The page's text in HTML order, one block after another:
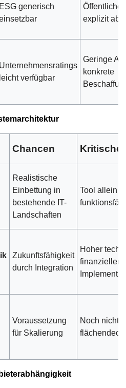
ESG generisch
Öffentliche
explizit
Unternehmensratings
leicht verfügbar
Geringe
konkrete
Chancen Kritische
Realistische
Einbettung in
bestehende IT-
Landschaften
Tool allein
Zukunftsfähigkeit
durch Integration
Hoher
finanzieller
Voraussetzung
für Skalierung
Noch nicht